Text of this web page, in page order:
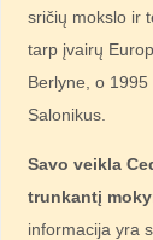
sričių mokslo ir
tarp įvairų
Berlyne, o
Salonikus.
Savo veikla
trunkantį
informacija yra